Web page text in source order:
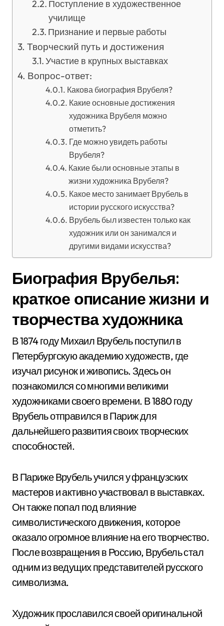
Поступление в художественное
училище
Признание и первые работы
Творческий путь и достижения
Участие в крупных выставках
Вопрос-ответ:
Какова биография Врубеля?
Какие основные достижения
художника Врубеля можно
отметить?
Где можно увидеть работы
Врубеля?
Какие были основные этапы в
жизни художника Врубеля?
Какое место занимает Врубель в
истории русского искусства?
Врубель был известен только как
художник или он занимался и
другими видами искусства?
Биография Врубелья:
краткое описание жизни и
творчества художника
В 1874 году Михаил Врубель поступил в
Петербургскую академию художеств, где
изучал рисунок и живопись. Здесь он
познакомился со многими великими
художниками своего времени. В 1880 году
Врубель отправился в Париж для
дальнейшего развития своих творческих
способностей.
В Париже Врубель учился у французских
мастеров и активно участвовал в выставках.
Он также попал под влияние
символистического движения, которое
оказало огромное влияние на его творчество.
После возвращения в Россию, Врубель стал
одним из ведущих представителей русского
символизма.
Художник прославился своей оригинальной